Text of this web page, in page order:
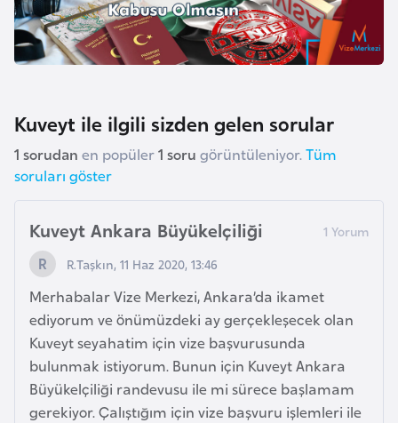
Kuveyt ile ilgili sizden gelen sorular
1 sorudan en popüler1 soru görüntüleniyor. Tüm
soruları göster
Kuveyt Ankara Büyükelçiliği
R.Taşkın, 11 Haz 2020, 13:46
Merhabalar Vize Merkezi, Ankara’da ikamet
ediyorum ve önümüzdeki ay gerçekleşecek olan
Kuveyt seyahatim için vize başvurusunda
bulunmak istiyorum. Bunun için Kuveyt Ankara
Büyükelçiliği randevusu ile mi sürece başlamam
gerekiyor. Çalıştığım için vize başvuru işlemleri ile
F
a
s
Ç
a
d
Ç
e
k
C
u
m
h
u
r